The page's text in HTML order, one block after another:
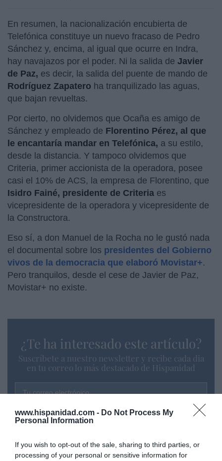
www.hispanidad.com - Do Not Process My
Personal Information
If you wish to opt-out of the sale, sharing to third parties, or
processing of your personal or sensitive information for
En resumen, la nacionalización encubierta de
Telefónica constituye un nuevo fracaso de Pedro
Sánchez y, encima, al igual que ocurre en Indra,
hay navajazos por el poder. Ni la salida de Javier
de Paz, es decir, la salida del puente de mando de
Rodríguez Zapatero ha tranquilizado las aguas,
que bajan revueltas.
Por cierto, no olvidemos que Ocaña es amigo de
Sánchez y empleado de Florentino Pérez, al que
le encantaría mandar en Telefónica, a su estilo,
desde la distancia. Y tampoco olvidemos que
Criteria, primer accionista de la operadora, posee
casi el 10% de ACS, la empresa de Florentino, que
Isidro Fainé, presidente de Criteria es
vicepresidente de la operadora y vicepresidente de
la Constructora.
Eso sí, a don Manuel de la Rocha no le gustó nada
el documental sobre los presidentes del Gobierno
vivos de la democracia que elaboró Movistar+.
Pero tranquilos, desde el cese de Javier de Paz,
Movistar+ no existe.
¿Te ha interesado este artículo?
Suscríbete a nuestro newsletter y recibe cada dia
en tu correo lo más destacado de Hispanidad
Tu correo electrónico...